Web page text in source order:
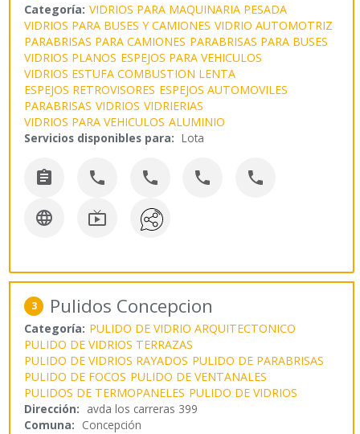
Categoría: VIDRIOS PARA MAQUINARIA PESADA
VIDRIOS PARA BUSES Y CAMIONES VIDRIO AUTOMOTRIZ
PARABRISAS PARA CAMIONES PARABRISAS PARA BUSES
VIDRIOS PLANOS ESPEJOS PARA VEHICULOS
VIDRIOS ESTUFA COMBUSTION LENTA
ESPEJOS RETROVISORES ESPEJOS AUTOMOVILES
PARABRISAS VIDRIOS VIDRIERIAS
VIDRIOS PARA VEHICULOS ALUMINIO
Servicios disponibles para: Lota
    
 
3 Pulidos Concepcion
Categoría: PULIDO DE VIDRIO ARQUITECTONICO
PULIDO DE VIDRIOS TERRAZAS
PULIDO DE VIDRIOS RAYADOS PULIDO DE PARABRISAS
PULIDO DE FOCOS PULIDO DE VENTANALES
PULIDOS DE TERMOPANELES PULIDO DE VIDRIOS
Dirección: avda los carreras 399
Comuna: Concepción